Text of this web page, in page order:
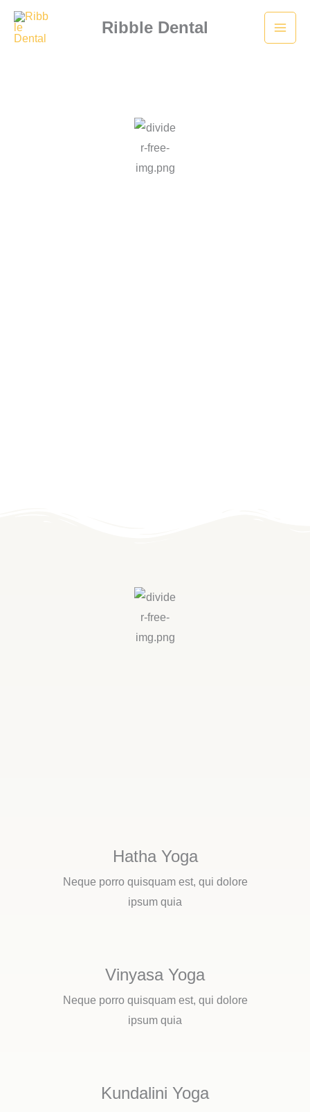
Skip
Ribble Dental
Hatha Yoga
Neque porro quisquam est, qui dolore
ipsum quia
Vinyasa Yoga
Neque porro quisquam est, qui dolore
ipsum quia
Kundalini Yoga